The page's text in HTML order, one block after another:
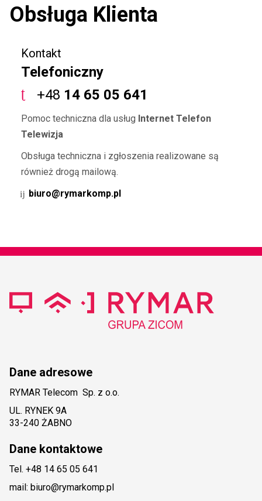
Obsługa Klienta
Kontakt
Telefoniczny
+48 14 65 05 641
Pomoc techniczna dla usług Internet Telefon
Telewizja
Obsługa techniczna i zgłoszenia realizowane są
również drogą mailową.
biuro@rymarkomp.pl
Dane adresowe
RYMAR Telecom Sp. z o.o.
UL. RYNEK 9A
33-240 ŻABNO
Dane kontaktowe
Tel. +48 14 65 05 641
mail: biuro@rymarkomp.pl